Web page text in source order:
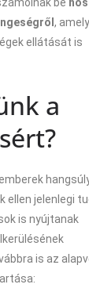
,
ellátását is
a
ellen jelenlegi
is nyújtanak
is az